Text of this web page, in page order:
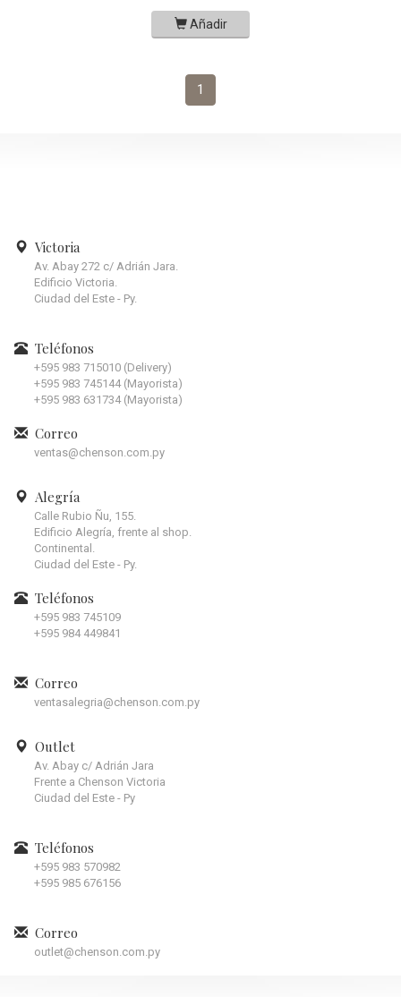
Añadir
1
Victoria
Av. Abay 272 c/ Adrián Jara.
Edificio Victoria.
Ciudad del Este - Py.
Teléfonos
+595 983 715010 (Delivery)
+595 983 745144 (Mayorista)
+595 983 631734 (Mayorista)
Correo
ventas@chenson.com.py
Alegría
Calle Rubio Ñu, 155.
Edificio Alegría, frente al shop.
Continental.
Ciudad del Este - Py.
Teléfonos
+595 983 745109
+595 984 449841
Correo
ventasalegria@chenson.com.py
Outlet
Av. Abay c/ Adrián Jara
Frente a Chenson Victoria
Ciudad del Este - Py
Teléfonos
+595 983 570982
+595 985 676156
Correo
outlet@chenson.com.py